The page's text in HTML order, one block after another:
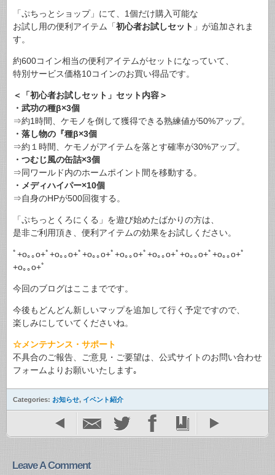
「ぷちっとショップ」にて、1個だけ購入可能な
お試し用の便利アイテム「初心者お試しセット 」が追加されま
す。
約600コイン相当の便利アイテムがセットになっていて、
特別サービス価格10コインのお買い得品です。
＜「初心者お試しセット」セット内容＞
・武功の種β×3個
⇒約1時間、ケモノを倒して獲得できる熟練値が50%アップ。
・落し物の『種β×3個
⇒約１時間、ケモノがアイテムを落とす確率が30%アップ。
・つむじ風の缶詰×3個
⇒同ワールド内のホームポイント間を移動する。
・メディハイパー×10個
⇒自身のHPが500回復する。
「ぷちっとくろにくる」を遊び始めたばかりの方は、
是非ご利用頂き、便利アイテムの効果をお試しください。
ﾟ+o｡｡o+ﾟ+o｡｡o+ﾟ+o｡｡o+ﾟ+o｡｡o+ﾟ+o｡｡o+ﾟ+o｡｡o+ﾟ+o｡｡o+ﾟ
+o｡｡o+ﾟ
今回のブログはここまでです。
今後もどんどん新しいマップを追加して行く予定ですので、
楽しみにしていてくださいね。
☆メンテナンス・サポート
不具合のご報告、ご意見・ご要望は、公式サイトのお問い合わせ
フォームよりお願いいたします｡
Categories: お知らせ, イベント紹介
Leave A Comment